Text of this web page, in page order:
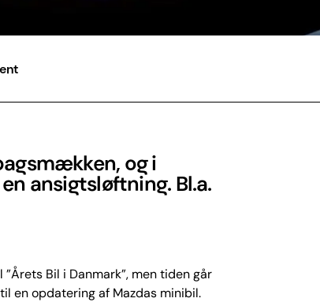
og i
ansigtsløftning. Bl.a.
Bil i Danmark”, men tiden går
en opdatering af Mazdas minibil.